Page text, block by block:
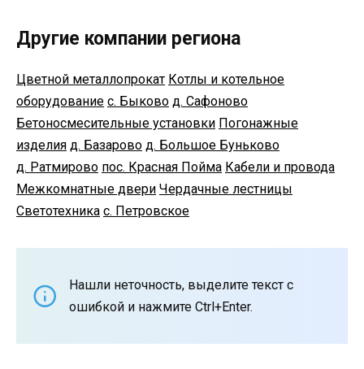
Другие компании региона
Цветной металлопрокат Котлы и котельное
оборудование с. Быково д. Сафоново
Бетоносмесительные установки Погонажные
изделия д. Базарово д. Большое Буньково
д. Ратмирово пос. Красная Пойма Кабели и провода
Межкомнатные двери Чердачные лестницы
Светотехника с. Петровское
Нашли неточность, выделите текст с
ошибкой и нажмите Ctrl+Enter.